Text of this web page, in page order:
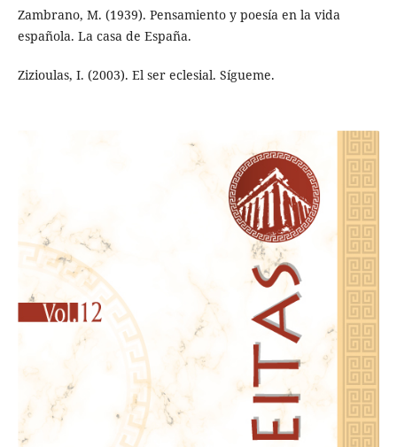
Zambrano, M. (1939). Pensamiento y poesía en la vida
española. La casa de España.
Zizioulas, I. (2003). El ser eclesial. Sígueme.